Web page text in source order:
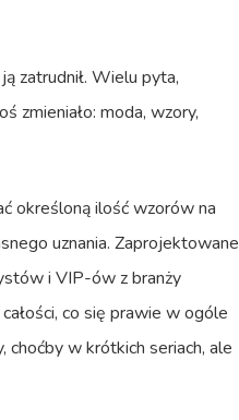
zatrudnił. Wielu pyta,
zmieniało: moda, wzory,
określoną ilość wzorów na
uznania. Zaprojektowane
i VIP-ów z branży
co się prawie w ogóle
choćby w krótkich seriach, ale